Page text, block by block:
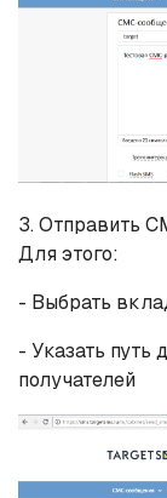
3. Отправить
Для этого:
- Выбрать
- Указать путь
получателей